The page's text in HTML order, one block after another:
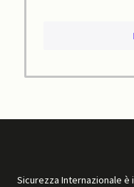
Sicurezza Internazionale